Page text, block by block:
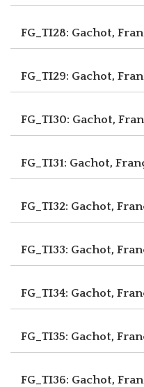
FG_TI28: Gachot,
FG_TI29: Gachot,
FG_TI30: Gachot,
FG_TI31: Gachot,
FG_TI32: Gachot,
FG_TI33: Gachot,
FG_TI34: Gachot,
FG_TI35: Gachot,
FG_TI36: Gachot,